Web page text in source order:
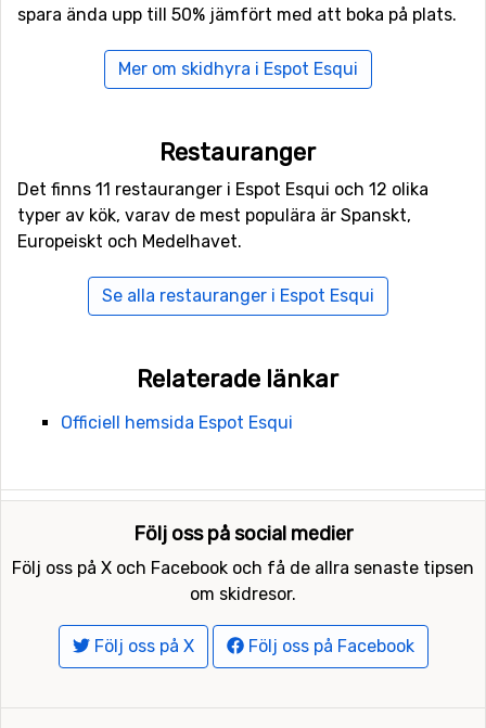
Port Ainéär närmaste skidort till Espot Esqui med ett
Baqueira Beret, 20 kilometers avstånd, och 21 kilometer
från Espot Esqui liggerBoí Taüll.
spara ända upp till 50% jämfört med att boka på plats.
Mer om skidhyra i Espot Esqui
Restauranger
Det finns 11 restauranger i Espot Esqui och 12 olika
typer av kök, varav de mest populära är Spanskt,
Europeiskt och Medelhavet.
Se alla restauranger i Espot Esqui
Relaterade länkar
Officiell hemsida Espot Esqui
Följ oss på social medier
Följ oss på X och Facebook och få de allra senaste tipsen
om skidresor.
Följ oss på X Följ oss på Facebook